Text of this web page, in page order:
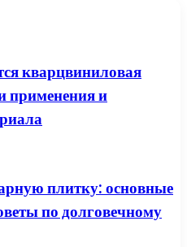
кварцвиниловая
применения и
плитку: основные
по долговечному